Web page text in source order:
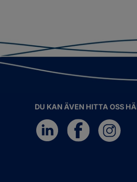
DU KAN ÄVEN HITTA OSS